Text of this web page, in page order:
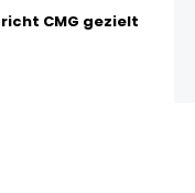
CMG gezielt